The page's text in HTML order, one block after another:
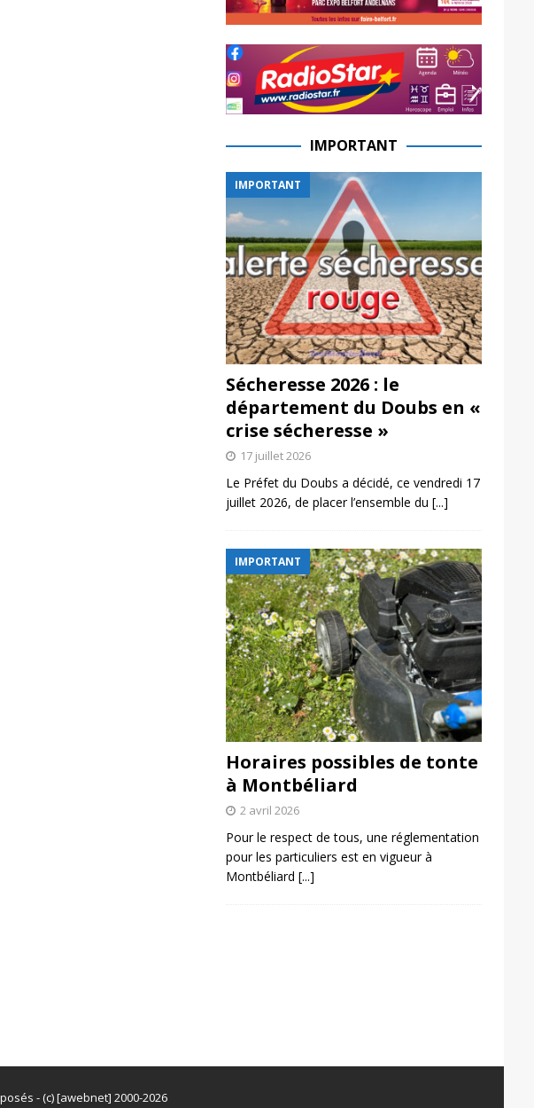
IMPORTANT
IMPORTANT
Sécheresse 2026 : le
département du Doubs en «
crise sécheresse »
17 juillet 2026
Le Préfet du Doubs a décidé, ce vendredi 17
juillet 2026, de placer l’ensemble du [...]
IMPORTANT
Horaires possibles de tonte
à Montbéliard
2 avril 2026
Pour le respect de tous, une réglementation
pour les particuliers est en vigueur à
Montbéliard [...]
- (c) [awebnet] 2000-2026